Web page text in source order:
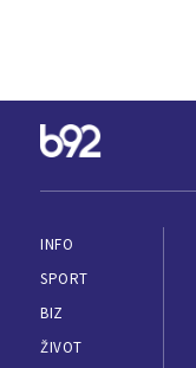
INFO
SPORT
BIZ
ŽIVOT